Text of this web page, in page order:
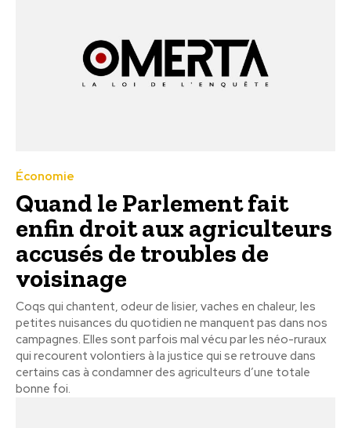
Économie
Quand le Parlement fait
enfin droit aux agriculteurs
accusés de troubles de
voisinage
Coqs qui chantent, odeur de lisier, vaches en chaleur, les
petites nuisances du quotidien ne manquent pas dans nos
campagnes. Elles sont parfois mal vécu par les néo-ruraux
qui recourent volontiers à la justice qui se retrouve dans
certains cas à condamner des agriculteurs d’une totale
bonne foi.